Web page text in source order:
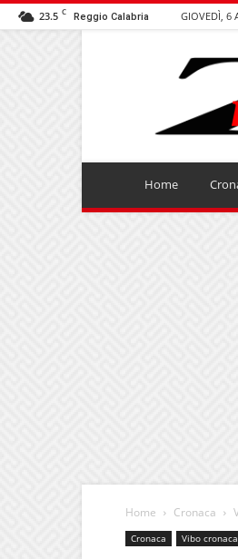
23.5 C Reggio Calabria GIOVEDÌ, 6
Home
Home Cronaca
Cronaca Vibo cronaca